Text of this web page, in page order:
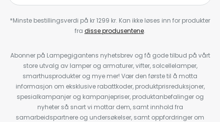
*Minste bestillingsverdi på kr 1299 kr. Kan ikke løses inn for produkter
fra disse produsentene.
Abonner på Lampegigantens nyhetsbrev og få gode tilbud på vårt
store utvalg av lamper og armaturer, vifter, solcellelamper,
smarthusprodukter og mye mer! Vær den første til å motta
informasjon om eksklusive rabattkoder, produktprisreduksjoner,
spesialkampanjer og kampanjepriser, produktanbefalinger og
nyheter så snart vi mottar dem, samt innhold fra
samarbeidspartnere og undersøkelser, samt oppfordringer om